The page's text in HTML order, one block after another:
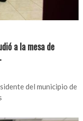
a la mesa de
del municipio de